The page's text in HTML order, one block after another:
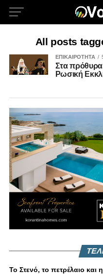
All posts
ΕΠΙΚΑΙΡΟΤΗΤΑ
Στα πρόθυρα
Ρωσική
Το Στενό, το πετρέλαιο και